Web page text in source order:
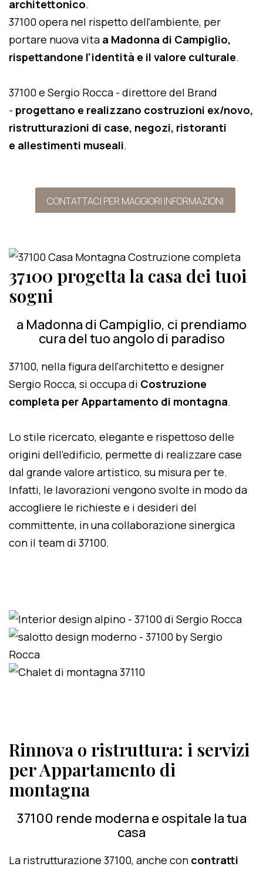
architettonico.
37100 opera nel rispetto dell'ambiente, per
portare nuova vita a Madonna di Campiglio,
rispettandone l'identità e il valore culturale.
37100 e Sergio Rocca - direttore del Brand
- progettano e realizzano costruzioni ex/novo,
ristrutturazioni di case, negozi, ristoranti
e allestimenti museali.
CONTATTACI PER MAGGIORI INFORMAZIONI
37100 progetta la casa dei tuoi
sogni
a Madonna di Campiglio, ci prendiamo
cura del tuo angolo di paradiso
37100, nella figura dell'architetto e designer
Sergio Rocca, si occupa di Costruzione
completa per Appartamento di montagna.
Lo stile ricercato, elegante e rispettoso delle
origini dell'edificio, permette di realizzare case
dal grande valore artistico, su misura per te.
Infatti, le lavorazioni vengono svolte in modo da
accogliere le richieste e i desideri del
committente, in una collaborazione sinergica
con il team di 37100.
Rinnova o ristruttura: i servizi
per Appartamento di
montagna
37100 rende moderna e ospitale la tua
casa
La ristrutturazione 37100, anche con contratti